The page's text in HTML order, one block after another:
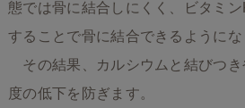
態では骨に結合しにくく、ビタミ
することで骨に結合できるようにな
その結果、カルシウムと結びつ
度の低下を防ぎます。